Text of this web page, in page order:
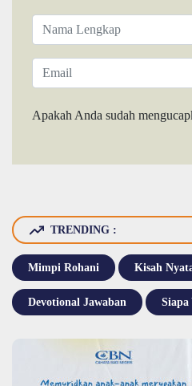
Apakah Anda sudah
TRENDING :
Mimpi Rohani Kisah
Devotional Jawaban Siapa